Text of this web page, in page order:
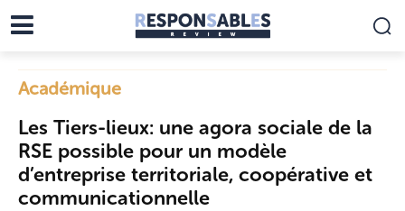
Académique
Les Tiers-lieux: une agora sociale de la
RSE possible pour un modèle
d’entreprise territoriale, coopérative et
communicationnelle